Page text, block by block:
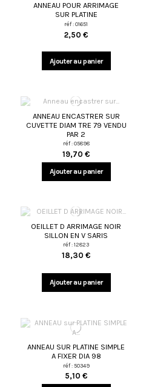
ANNEAU POUR ARRIMAGE
SUR PLATINE
réf : 01651
2,50 €
Ajouter au panier
ANNEAU ENCASTRER SUR
CUVETTE DIAM TRE 79 VENDU
PAR 2
réf : 05898
19,70 €
Ajouter au panier
OEILLET D ARRIMAGE NOIR
SILLON EN V SARIS
réf : 12823
18,30 €
Ajouter au panier
ANNEAU SUR PLATINE SIMPLE
A FIXER DIA 98
réf : 50349
5,10 €